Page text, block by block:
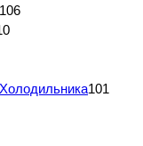
106
101